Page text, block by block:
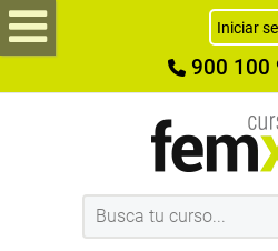
Iniciar
900 100